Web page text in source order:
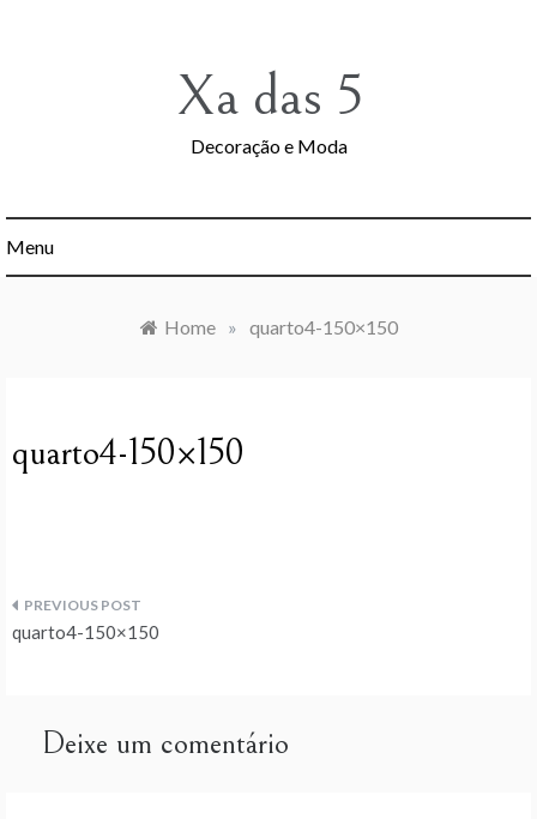
Xa das 5
Decoração e Moda
Menu
Home » quarto4-150×150
quarto4-150×150
Navegação
artigos
quarto4-150×150
Deixe um comentário